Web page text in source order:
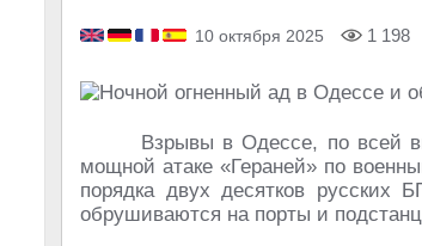
10 октября 2025 1 198
Взрывы в Одессе, по всей
мощной атаке «Гераней» по
порядка двух десятков русских
обрушиваются на порты и